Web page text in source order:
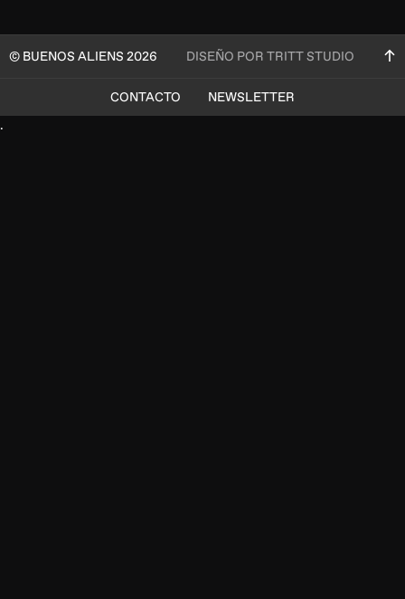
© BUENOS ALIENS 2026 DISEÑO POR TRITT STUDIO
CONTACTO
NEWSLETTER
.